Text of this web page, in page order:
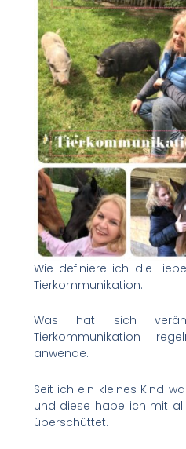
Wie definiere ich die
Tierkommunikation.
Was hat sich
Tierkommunikation
anwende.
Seit ich ein kleines Kind
und diese habe ich mit
überschüttet.